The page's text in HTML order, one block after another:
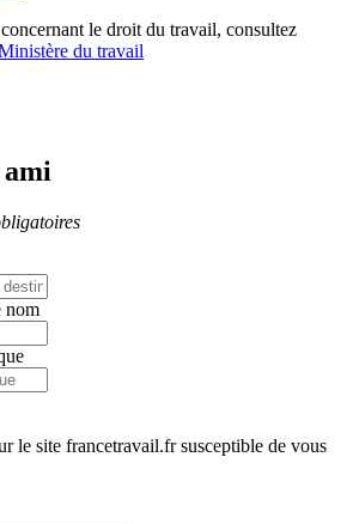
le droit du travail, consultez
du travail
nom
le site francetravail.fr susceptible de vous